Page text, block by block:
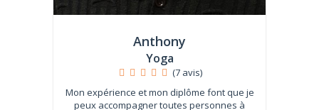
Anthony
Yoga
(7 avis)
Mon expérience et mon diplôme font que je
peux accompagner toutes personnes à